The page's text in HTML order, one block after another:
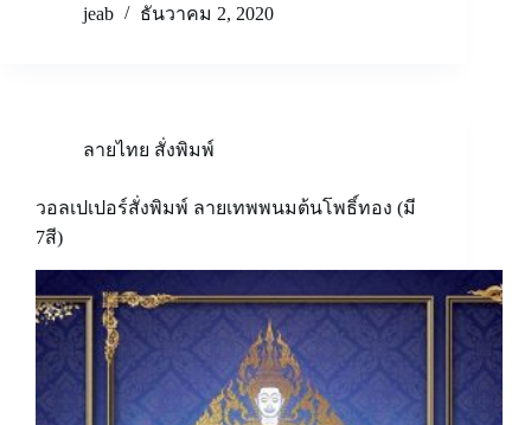
jeab
ธันวาคม 2, 2020
ลายไทย สั่งพิมพ์
วอลเปเปอร์สั่งพิมพ์ ลายเทพพนมต้นโพธิ์ทอง (มี
7สี)